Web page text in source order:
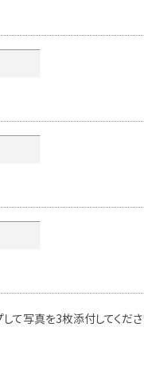
写真を3枚添付してくだ